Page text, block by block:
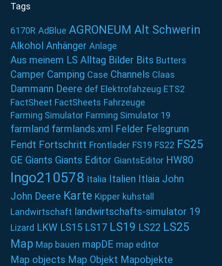
Tags
6170R AdBlue AGRONEUM Alt Schwerin
Alkohol Anhänger Anlage
Aus meinem LS Alltag Bilder Bits Butters
Camper Camping Case Channels Claas
Dammann Deere def Elektrofahzeug ETS2
FactSheet FactSheets Fahrzeuge
Farming Simulator Farming Simulator 19
farmland farmlands.xml Felder Felsgrunn
Fendt Fortschritt Frontlader FS19 FS22 FS25
GE Giants Giants Editor GiantsEditor HW80
Ingo210578 Italia Italien Itlaia John
John Deere Karte Kipper kuhstall
Landwirtschaft landwirtschafts-simulator 19
Lizard LKW LS15 LS17 LS19 LS22 LS25
Map Map bauen mapDE map editor
Map objects Map Objekt Mapobjekte